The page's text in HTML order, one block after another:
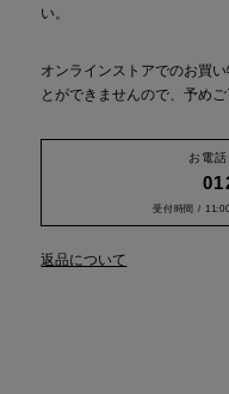
い。
オンラインストアでのお買
とができませんので、予めご
お電
受付時間 /
返品について